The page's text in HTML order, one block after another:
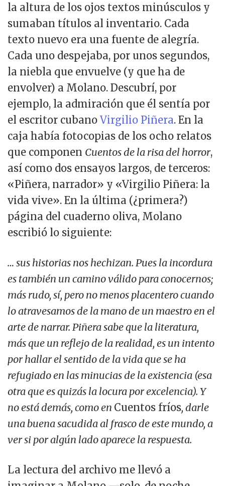
la altura de los ojos textos minúsculos y
sumaban títulos al inventario. Cada
texto nuevo era una fuente de alegría.
Cada uno despejaba, por unos segundos,
la niebla que envuelve (y que ha de
envolver) a Molano. Descubrí, por
ejemplo, la admiración que él sentía por
el escritor cubano Virgilio Piñera. En la
caja había fotocopias de los ocho relatos
que componen Cuentos de la risa del horror,
así como dos ensayos largos, de terceros:
«Piñera, narrador» y «Virgilio Piñera: la
vida vive». En la última (¿primera?)
página del cuaderno oliva, Molano
escribió lo siguiente:
… sus historias nos hechizan. Pues la incordura
es también un camino válido para conocernos;
más rudo, sí, pero no menos placentero cuando
lo atravesamos de la mano de un maestro en el
arte de narrar. Piñera sabe que la literatura,
más que un reflejo de la realidad, es un intento
por hallar el sentido de la vida que se ha
refugiado en las minucias de la existencia (esa
otra que es quizás la locura por excelencia). Y
no está demás, como en Cuentos fríos, darle
una buena sacudida al frasco de este mundo, a
ver si por algún lado aparece la respuesta.
La lectura del archivo me llevó a